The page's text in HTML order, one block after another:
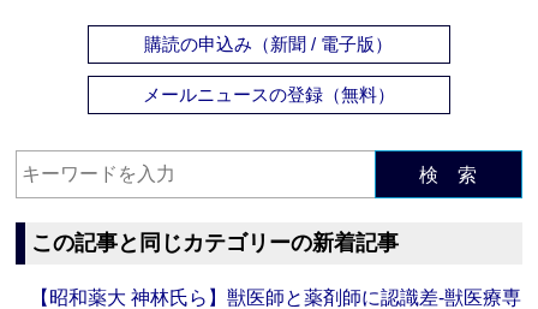
購読の申込み（新聞 / 電子版）
メールニュースの登録（無料）
検 索
この記事と同じカテゴリーの新着記事
【昭和薬大 神林氏ら】獣医師と薬剤師に認識差‐獣医療専